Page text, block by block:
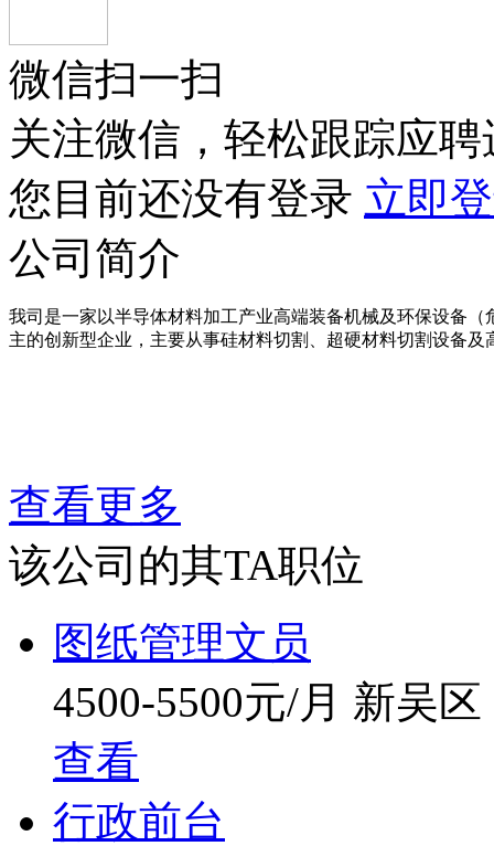
微信扫一扫
关注微信，轻松跟踪应聘
您目前还没有登录 立即
公司简介
我司是一家以半导体材料加工产业高端装备机械及环保设备
主的创新型企业，主要从事硅材料切割、超硬材料切割设备
查看更多
该公司的其TA职位
图纸管理文员
4500-5500元/月 新吴区
查看
行政前台